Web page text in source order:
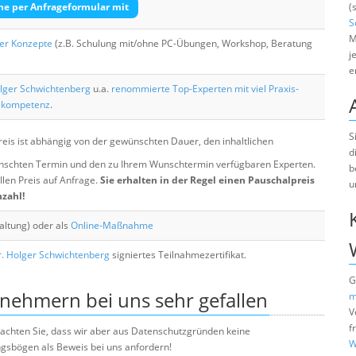
per Anfrageformular mit
Konzepte (z.B. Schulung mit/ohne PC-Übungen, Workshop, Beratung
Schwichtenberg u.a. renommierte Top-Experten mit viel Praxis-
.
ist abhängig von der gewünschten Dauer, den inhaltlichen
Termin und den zu Ihrem Wunschtermin verfügbaren Experten.
Preis auf Anfrage.Sie erhalten in der Regel einen Pauschalpreis
oder als Online-Maßnahme
Holger Schwichtenbergsigniertes Teilnahmezertifikat.
bei uns sehr gefallen
Sie, dass wir aber aus Datenschutzgründen keine
als Beweis bei uns anfordern!